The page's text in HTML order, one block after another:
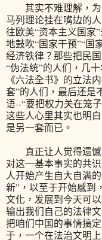
其实不难理解，为
马列理论挂在嘴边的
往欧美“资本主义国家
地鼓吹“国家干预”“国
经济铁律？那些把民
“伪法统”的人们，几
《六法全书》的立法
套”的人们，最后还是
语--“要把权力关在笼
这些人心里其实也明
是另一套而已。
真正让人觉得遗憾
对这一基本事实的共
人开始产生自大自满
新”，以至于开始感到
文化，发展到今天可
输出我们自己的法律
把咱们中国的事情搞
于，一个在法治文明